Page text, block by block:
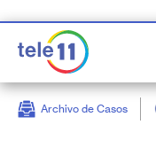
Archivo de Casos
post